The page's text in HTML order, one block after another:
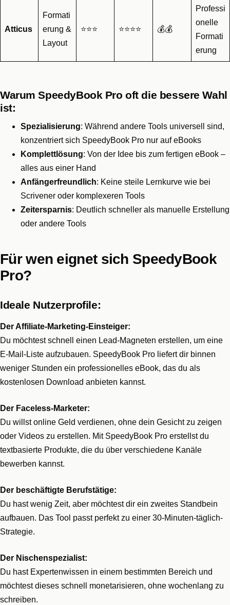
Atticus
Formati
erung &
Layout
⭐⭐⭐ ⭐⭐⭐⭐ 💰💰
Professi
onelle
Formati
erung
Warum SpeedyBook Pro oft die bessere Wahl
ist:
Spezialisierung: Während andere Tools universell sind,
konzentriert sich SpeedyBook Pro nur auf eBooks
Komplettlösung: Von der Idee bis zum fertigen eBook –
alles aus einer Hand
Anfängerfreundlich: Keine steile Lernkurve wie bei
Scrivener oder komplexeren Tools
Zeitersparnis: Deutlich schneller als manuelle Erstellung
oder andere Tools
Für wen eignet sich SpeedyBook
Pro?
Ideale Nutzerprofile:
Der Affiliate-Marketing-Einsteiger:
Du möchtest schnell einen Lead-Magneten erstellen, um eine
E-Mail-Liste aufzubauen. SpeedyBook Pro liefert dir binnen
weniger Stunden ein professionelles eBook, das du als
kostenlosen Download anbieten kannst.
Der Faceless-Marketer:
Du willst online Geld verdienen, ohne dein Gesicht zu zeigen
oder Videos zu erstellen. Mit SpeedyBook Pro erstellst du
textbasierte Produkte, die du über verschiedene Kanäle
bewerben kannst.
Der beschäftigte Berufstätige:
Du hast wenig Zeit, aber möchtest dir ein zweites Standbein
aufbauen. Das Tool passt perfekt zu einer 30-Minuten-täglich-
Strategie.
Der Nischenspezialist:
Du hast Expertenwissen in einem bestimmten Bereich und
möchtest dieses schnell monetarisieren, ohne wochenlang zu
schreiben.